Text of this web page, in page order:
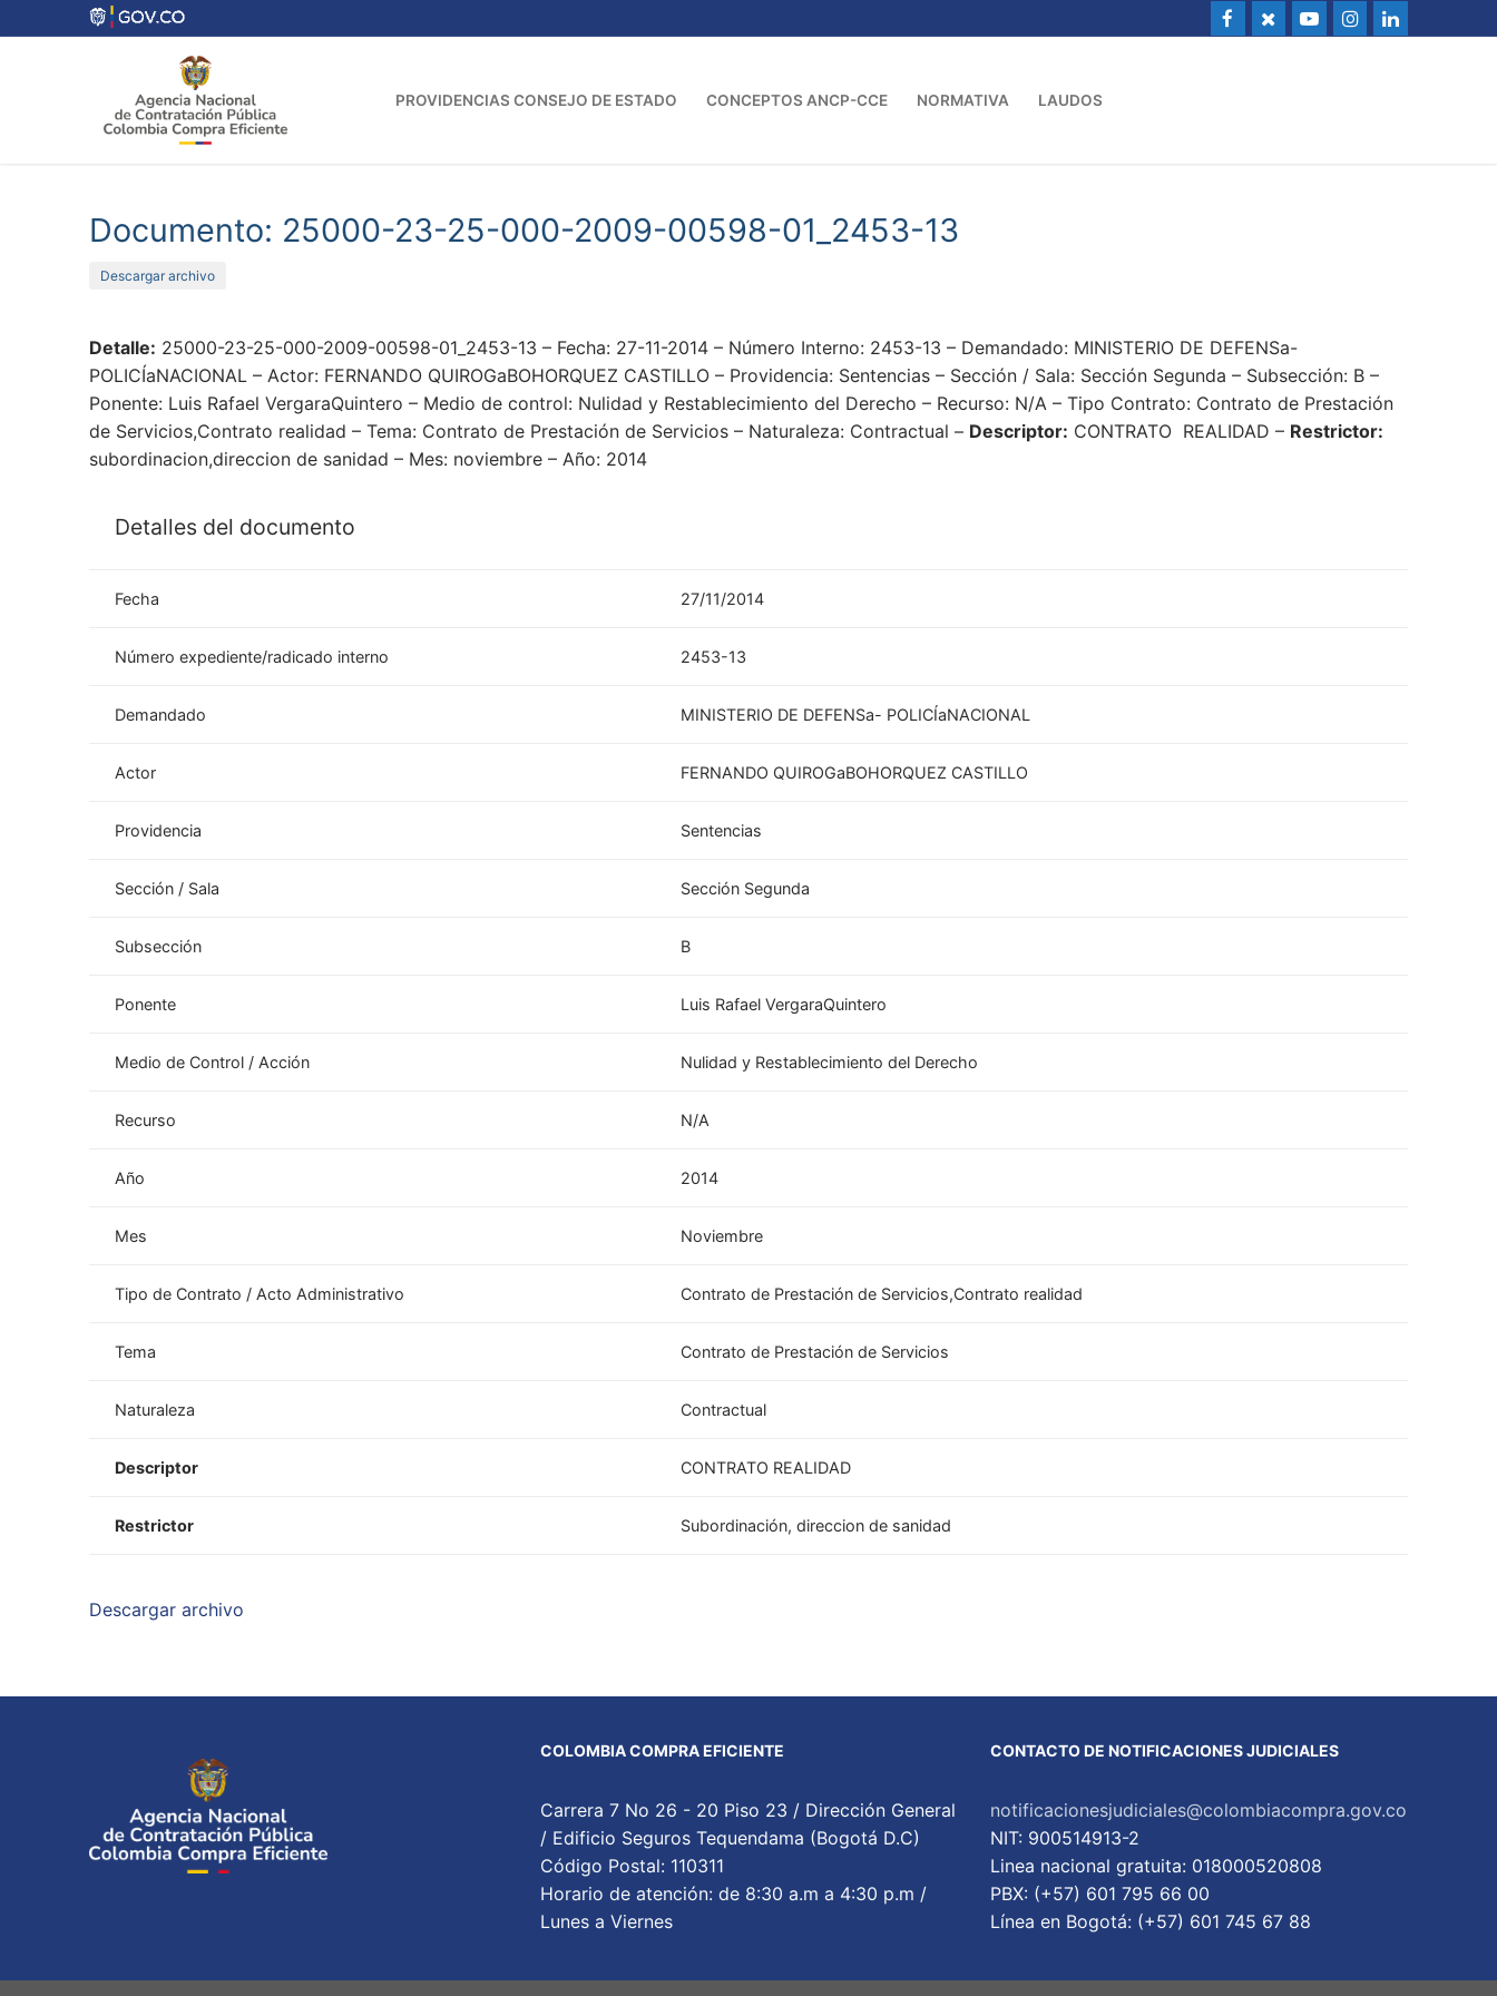
al
PROVIDENCIAS CONSEJO DE ESTADO CONCEPTOS ANCP-CCE NORMATIVA LAUDOS
Documento: 25000-23-25-000-2009-00598-01_2453-13
Descargar archivo
Detalle: 25000-23-25-000-2009-00598-01_2453-13 – Fecha: 27-11-2014 – Número Interno: 2453-13 – Demandado: MINISTERIO DE DEFENSa-
POLICÍaNACIONAL – Actor: FERNANDO QUIROGaBOHORQUEZ CASTILLO – Providencia: Sentencias – Sección / Sala: Sección Segunda – Subsección: B –
Ponente: Luis Rafael VergaraQuintero – Medio de control: Nulidad y Restablecimiento del Derecho – Recurso: N/A – Tipo Contrato: Contrato de Prestación
de Servicios,Contrato realidad – Tema: Contrato de Prestación de Servicios – Naturaleza: Contractual – Descriptor: CONTRATO REALIDAD – Restrictor:
subordinacion,direccion de sanidad – Mes: noviembre – Año: 2014
Detalles del documento
Fecha 27/11/2014
Número expediente/radicado interno 2453-13
Demandado MINISTERIO DE DEFENSa- POLICÍaNACIONAL
Actor FERNANDO QUIROGaBOHORQUEZ CASTILLO
Providencia Sentencias
Sección / Sala Sección Segunda
Subsección B
Ponente Luis Rafael VergaraQuintero
Medio de Control / Acción Nulidad y Restablecimiento del Derecho
Recurso N/A
Año 2014
Mes Noviembre
Tipo de Contrato / Acto Administrativo Contrato de Prestación de Servicios,Contrato realidad
Tema Contrato de Prestación de Servicios
Naturaleza Contractual
Descriptor CONTRATO REALIDAD
Restrictor Subordinación, direccion de sanidad
Descargar archivo
COLOMBIA COMPRA EFICIENTE
Carrera 7 No 26 - 20 Piso 23 / Dirección General
/ Edificio Seguros Tequendama (Bogotá D.C)
Código Postal: 110311
Horario de atención: de 8:30 a.m a 4:30 p.m /
Lunes a Viernes
CONTACTO DE NOTIFICACIONES JUDICIALES
notificacionesjudiciales@colombiacompra.gov.co
NIT: 900514913-2
Linea nacional gratuita: 018000520808
PBX: (+57) 601 795 66 00
Lí­nea en Bogotá: (+57) 601 745 67 88